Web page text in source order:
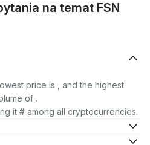
na temat FSN
price is , and the highest
of .
it # among all cryptocurrencies.